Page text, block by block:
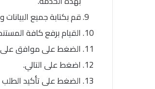
قم بكتابة جميع
القيام برفع كافة
الضغط على موافق على
اضغط على التالي.
الضغط على تأكيد الطلب